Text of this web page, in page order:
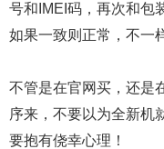
号和IMEI码，再次和包
如果一致则正常，不一
不管是在官网买，还是
序来，不要以为全新机
要抱有侥幸心理！